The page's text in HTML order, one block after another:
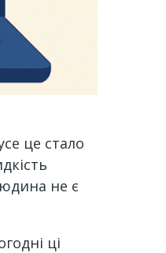
це стало
не є
ці